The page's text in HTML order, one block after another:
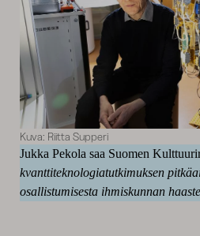
Kuva: Riitta Supperi
Jukka Pekola saa Suomen
kvanttiteknologiatutkimuksen
osallistumisesta ihmiskunnan